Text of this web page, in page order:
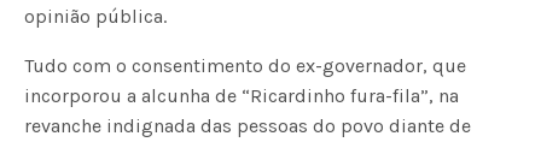
opinião pública.
Tudo com o consentimento do ex-governador, que
incorporou a alcunha de “Ricardinho fura-fila”, na
revanche indignada das pessoas do povo diante de